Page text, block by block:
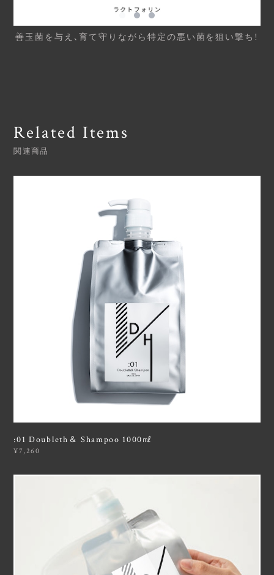
善玉菌を与え､育て守りながら特定の悪い菌を狙い撃ち!
Related Items
関連商品
:01 Doubleth＆ Shampoo 1000㎖
¥7,260